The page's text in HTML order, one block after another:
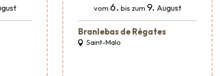
vom 6. bis zum 9. August
Branlebas de Régates
Saint-Malo